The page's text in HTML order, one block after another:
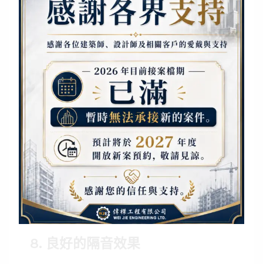
根據需求可選擇不同類型的玻璃門，如：
自動感應玻璃門（適用於商場、辦公樓）
推拉玻璃門（適合家居、陽台、辦公隔間）
旋轉玻璃門
（適用於高檔酒店、商業大樓）
折疊玻璃門 （適合小空間設計）
7. 安全耐用（選用強化玻璃或夾
層玻璃）
強化玻璃與夾層玻璃不易破碎，即使破裂也不會形成銳利碎
片，確保使用安全。